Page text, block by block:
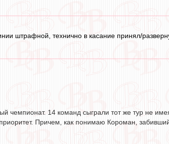
штрафной, технично в касание принял/
чемпионат. 14 команд сыграли тот же тур не
Причем, как понимаю Короман,